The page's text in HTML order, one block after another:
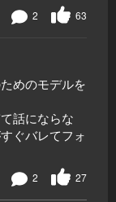
63
2
めのモデルを
話にならな
ぐバレてフォ
27
2